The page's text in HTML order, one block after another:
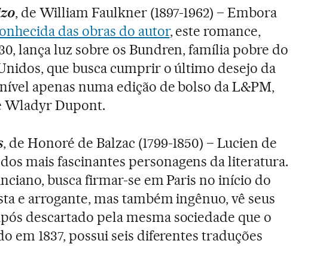
, de William Faulkner (1897-1962) – Embora
das obras do autor, este romance,
lança luz sobre os Bundren, família pobre do
que busca cumprir o último desejo da
apenas numa edição de bolso da L&PM,
Wladyr Dupont.
, de Honoré de Balzac (1799-1850) – Lucien de
mais fascinantes personagens da literatura.
busca firmar-se em Paris no início do
e arrogante, mas também ingênuo, vê seus
descartado pela mesma sociedade que o
em 1837, possui seis diferentes traduções